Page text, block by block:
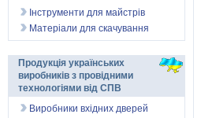
Інструменти для майстрів
Матеріали для скачування
Продукція українських
виробників з провідними
технологіями від СПВ
Виробники вхідних дверей